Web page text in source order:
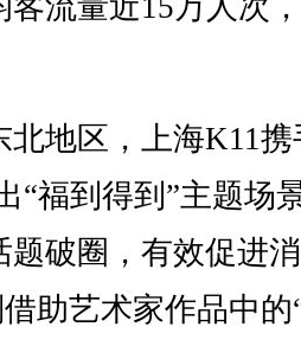
地区，上海K11携
“福到得到”主题场
题破圈，有效促进
助艺术家作品中的